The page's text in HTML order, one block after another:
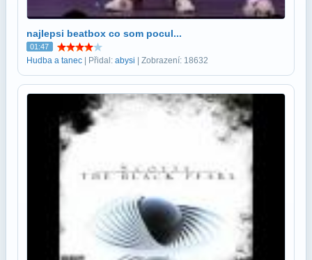
najlepsi beatbox co som pocul...
01:47
Hudba a tanec | Přidal: abysi | Zobrazení: 18632